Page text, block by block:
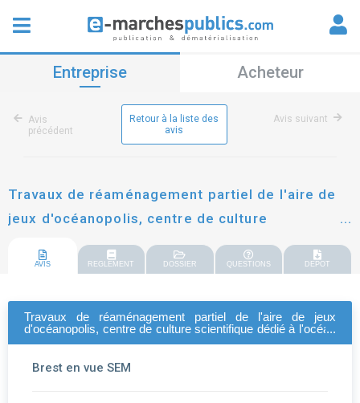
Entreprise Acheteur
Avis
précédent
Retour à la liste des
avis
Avis suivant
Travaux de réaménagement partiel de l'aire de
jeux d'océanopolis, centre de culture
scientifique dédié à l'océan à brest
AVIS REGLEMENT DOSSIER QUESTIONS DEPOT
Travaux de réaménagement partiel de l'aire de jeux
d'océanopolis, centre de culture scientifique dédié à l'océan
Brest en vue SEM